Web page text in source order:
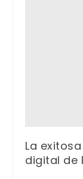
La
digital de